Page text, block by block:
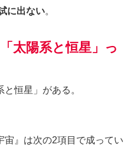
に出ない。
太陽系と恒星」っ
恒星」がある。
宙』は次の2項目で成ってい